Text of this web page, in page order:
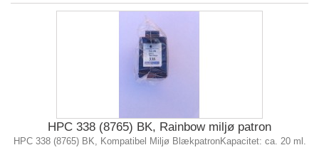
HPC 338 (8765) BK, Rainbow miljø patron
HPC 338 (8765) BK, Kompatibel Miljø BlækpatronKapacitet: ca. 20 ml.